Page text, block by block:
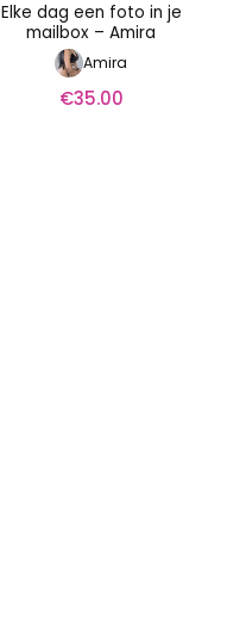
Elke dag een foto in je
mailbox – Amira
Amira
€35.00